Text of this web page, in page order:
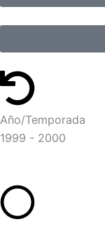
Año/Temporada
1999 - 2000